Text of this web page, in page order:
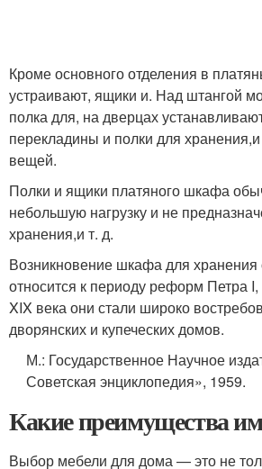
Кроме основного отделения в
устраивают, ящики и. Над штангой
полка для, на дверцах
перекладины и полки для
вещей.
Полки и ящики платяного шкафа
небольшую нагрузку и не
хранения,и т. д.
Возникновение шкафа для
относится к периоду реформ Петра I,
XIX века они стали широко
дворянских и купеческих домов.
М.: Государственное Научное
Советская энциклопедия», 1959.
Какие преимущества
Выбор мебели для дома — это не